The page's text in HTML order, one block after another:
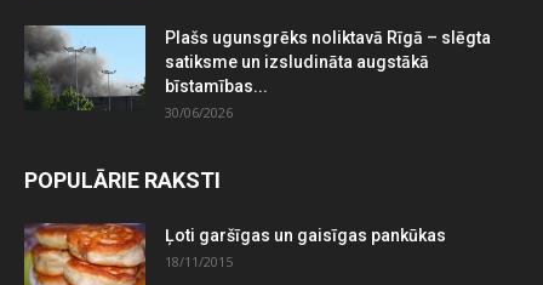
Plašs ugunsgrēks noliktavā Rīgā – slēgta
satiksme un izsludināta augstākā
bīstamības...
30/06/2026
POPULĀRIE RAKSTI
Ļoti garšīgas un gaisīgas pankūkas
18/11/2015